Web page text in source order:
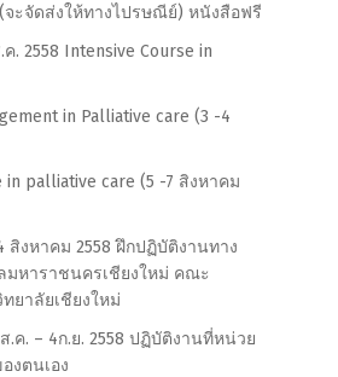
จะจัดส่งให้ทางไปรษณีย์) หนังสือฟรี
. 2558 Intensive Course in
in Palliative care (3 -4
in palliative care (5 -7 สิงหาคม
สิงหาคม 2558 ฝึกปฏิบัติงานทาง
มหาราชนครเชียงใหม่ คณะ
ยาลัยเชียงใหม่
.ค. – 4ก.ย. 2558 ปฏิบัติงานที่หน่วย
งตนเอง